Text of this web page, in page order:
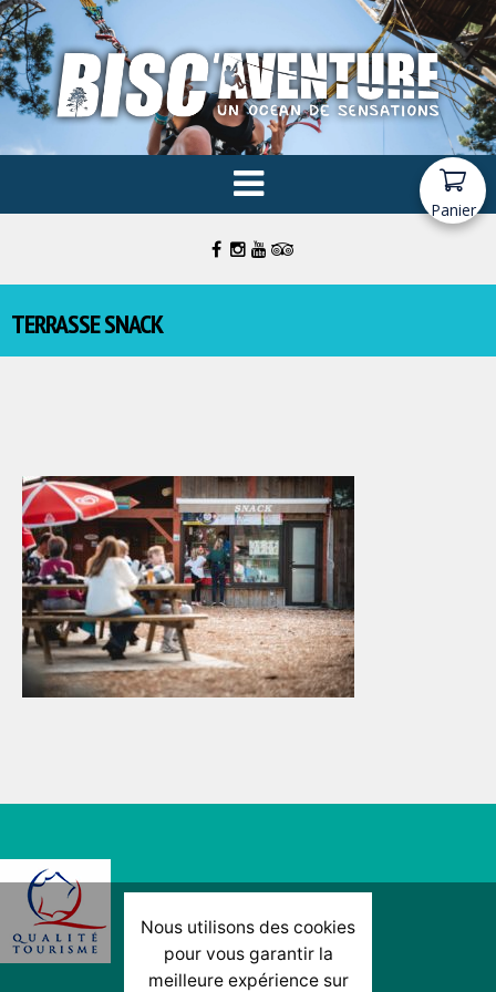
Panier
TERRASSE SNACK
Nous utilisons des cookies
pour vous garantir la
meilleure expérience sur